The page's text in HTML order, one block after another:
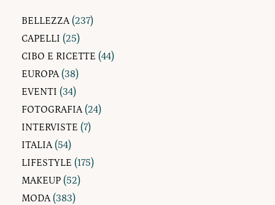
BELLEZZA(237)
CAPELLI (25)
CIBO E RICETTE (44)
EUROPA(38)
EVENTI (34)
FOTOGRAFIA(24)
INTERVISTE (7)
ITALIA(54)
LIFESTYLE (175)
MAKEUP (52)
MODA(383)